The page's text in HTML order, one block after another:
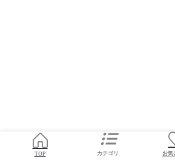
TOP お気